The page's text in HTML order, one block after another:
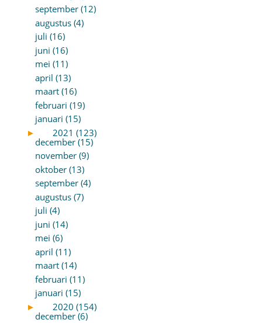
september (12)
augustus (4)
juli (16)
juni (16)
mei (11)
april (13)
maart (16)
februari (19)
januari (15)
►
2021 (123)
december (15)
november (9)
oktober (13)
september (4)
augustus (7)
juli (4)
juni (14)
mei (6)
april (11)
maart (14)
februari (11)
januari (15)
►
2020 (154)
december (6)